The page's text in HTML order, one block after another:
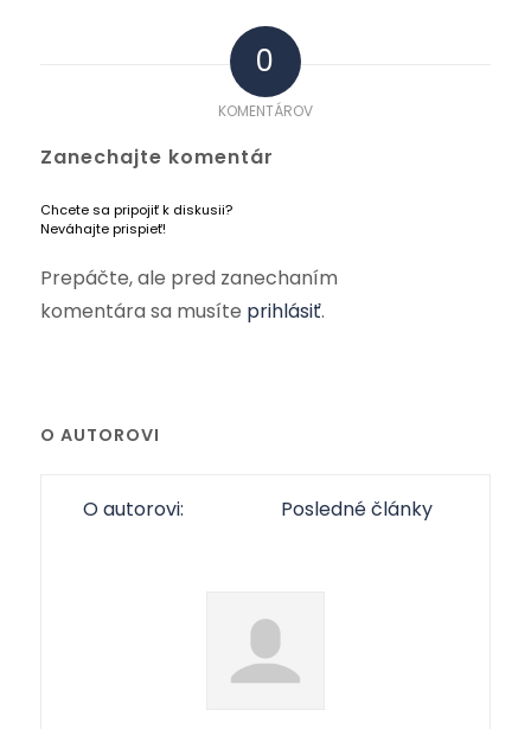
0
KOMENTÁROV
Zanechajte komentár
Chcete sa pripojiť k diskusii?
Neváhajte prispieť!
Prepáčte, ale pred zanechaním
komentára sa musíte prihlásiť.
O AUTOROVI
O autorovi: Posledné články